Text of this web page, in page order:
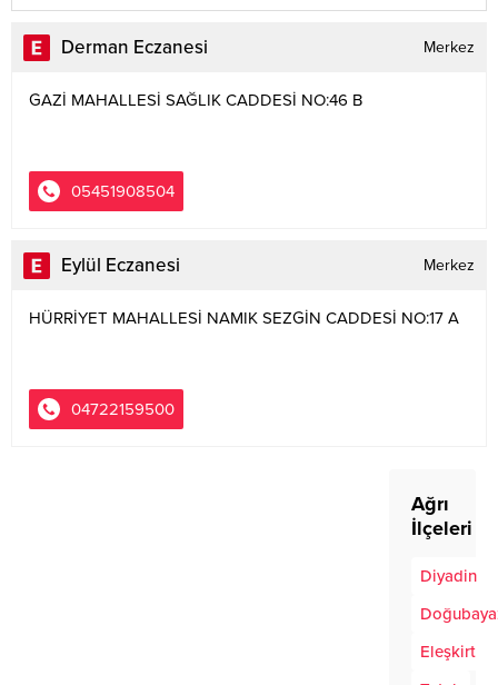
Derman Eczanesi Merkez
GAZİ MAHALLESİ SAĞLIK CADDESİ NO:46 B
05451908504
Eylül Eczanesi Merkez
HÜRRİYET MAHALLESİ NAMIK SEZGİN CADDESİ NO:17 A
04722159500
Ağrı
İlçeleri
Diyadin
Eleşkirt